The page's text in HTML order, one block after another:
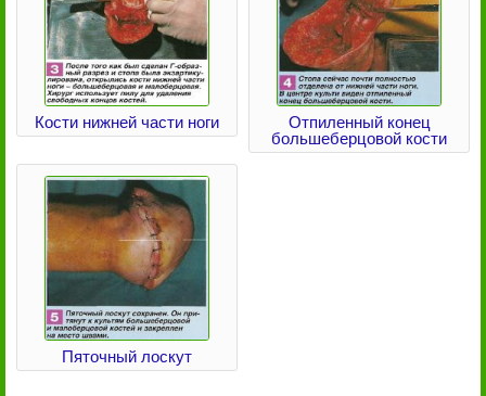
Кости нижней части ноги
Отпиленный конец
большеберцовой кости
Пяточный лоскут